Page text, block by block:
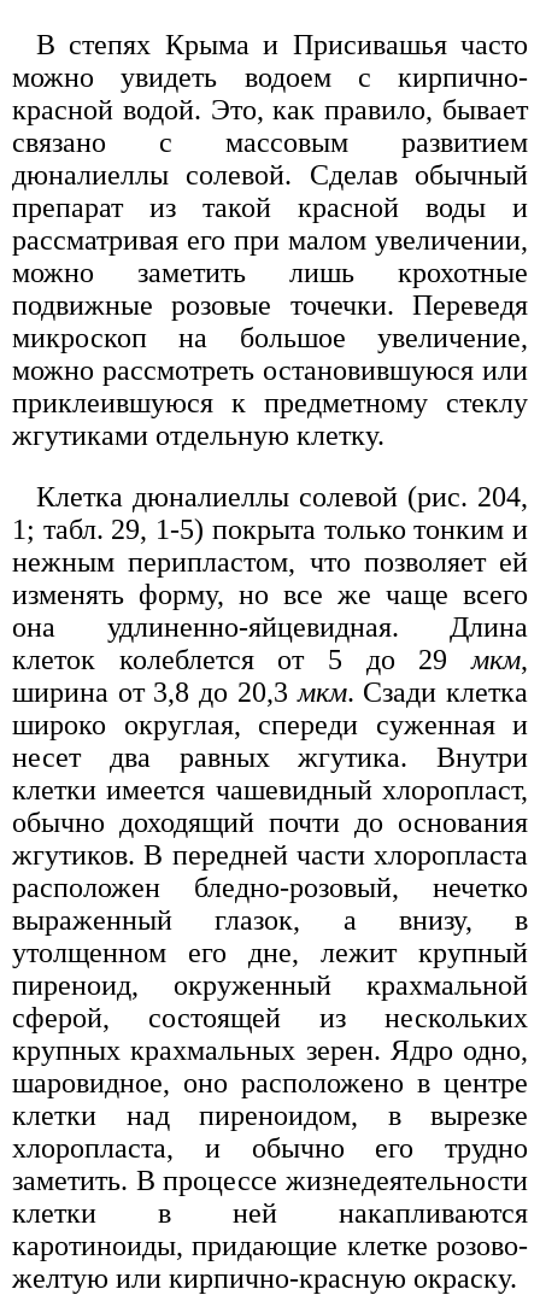
В степях Крыма и Присивашья часто
можно увидеть водоем с кирпично-
красной водой. Это, как правило, бывает
связано с массовым развитием
дюналиеллы солевой. Сделав обычный
препарат из такой красной воды и
рассматривая его при малом увеличении,
можно заметить лишь крохотные
подвижные розовые точечки. Переведя
микроскоп на большое увеличение,
можно рассмотреть остановившуюся или
приклеившуюся к предметному стеклу
жгутиками отдельную клетку.
Клетка дюналиеллы солевой (рис. 204,
1; табл. 29, 1-5) покрыта только тонким и
нежным перипластом, что позволяет ей
изменять форму, но все же чаще всего
она удлиненно-яйцевидная. Длина
клеток колеблется от 5 до 29мкм,
ширина от 3,8 до 20,3мкм. Сзади клетка
широко округлая, спереди суженная и
несет два равных жгутика. Внутри
клетки имеется чашевидный хлоропласт,
обычно доходящий почти до основания
жгутиков. В передней части хлоропласта
расположен бледно-розовый, нечетко
выраженный глазок, а внизу, в
утолщенном его дне, лежит крупный
пиреноид, окруженный крахмальной
сферой, состоящей из нескольких
крупных крахмальных зерен. Ядро одно,
шаровидное, оно расположено в центре
клетки над пиреноидом, в вырезке
хлоропласта, и обычно его трудно
заметить. В процессе жизнедеятельности
клетки в ней накапливаются
каротиноиды, придающие клетке розово-
желтую или кирпично-красную окраску.